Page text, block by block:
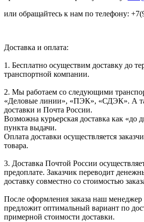
или обращайтесь к нам по телефону:
Доставка и оплата:
1. Бесплатно осуществим доставку до
транспортной компании.
2. Мы работаем со следующими
«Деловые линии», «ПЭК», «СДЭК». А
доставки и Почта России.
Возможна курьерская доставка как «до
пункта выдачи.
Оплата доставки осуществляется
товара.
3. Доставка Почтой России
предоплате. Заказчик переводит
доставку совместно со стоимостью
После оформления заказа наш менеджер
предложит оптимальный вариант по
примерной стоимости доставки.